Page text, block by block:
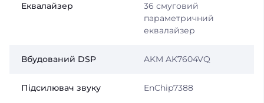
Еквалайзер
36 смуговий
параметричний
еквалайзер
Вбудований DSP AKM AK7604VQ
Підсилювач звуку EnChip7388